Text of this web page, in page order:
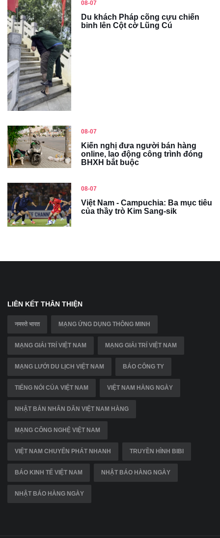
08-07
Du khách Pháp cõng cựu chiến
binh lên Cột cờ Lũng Cú
08-07
Kiến nghị đưa người bán hàng
online, lao động công trình đóng
BHXH bắt buộc
08-07
Việt Nam - Campuchia: Ba mục tiêu
của thầy trò Kim Sang-sik
LIÊN KẾT THÂN THIỆN
नमस्ते भारत MẠNG ỨNG DỤNG THÔNG MINH
MẠNG GIẢI TRÍ VIỆT NAM MẠNG GIẢI TRÍ VIỆT NAM
MẠNG LƯỚI DU LỊCH VIỆT NAM BÁO CÔNG TY
TIẾNG NÓI CỦA VIỆT NAM VIỆT NAM HÀNG NGÀY
NHẬT BẢN NHÂN DÂN VIỆT NAM HÀNG
MẠNG CÔNG NGHỆ VIỆT NAM
VIỆT NAM CHUYỂN PHÁT NHANH TRUYỀN HÌNH BIBI
BÁO KINH TẾ VIỆT NAM NHẬT BÁO HÀNG NGÀY
NHẬT BÁO HÀNG NGÀY